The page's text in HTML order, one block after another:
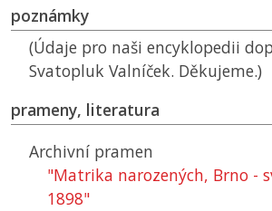
poznámky
(Údaje pro naši encyklopedii
Svatopluk Valníček. Děkujeme.)
prameny, literatura
Archivní pramen
"Matrika narozených, Brno -
1898"